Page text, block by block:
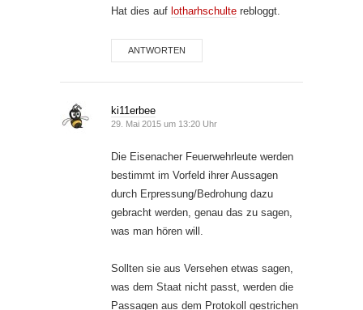
Hat dies auf lotharhschulte rebloggt.
ANTWORTEN
ki11erbee
29. Mai 2015 um 13:20 Uhr
Die Eisenacher Feuerwehrleute werden
bestimmt im Vorfeld ihrer Aussagen
durch Erpressung/Bedrohung dazu
gebracht werden, genau das zu sagen,
was man hören will.
Sollten sie aus Versehen etwas sagen,
was dem Staat nicht passt, werden die
Passagen aus dem Protokoll gestrichen